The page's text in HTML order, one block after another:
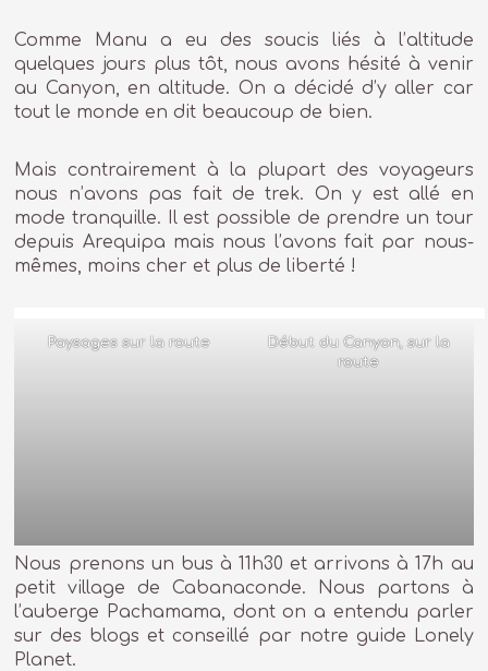
Comme Manu a eu des soucis liés à l’altitude
quelques jours plus tôt, nous avons hésité à venir
au Canyon, en altitude. On a décidé d’y aller car
tout le monde en dit beaucoup de bien.
Mais contrairement à la plupart des voyageurs
nous n’avons pas fait de trek. On y est allé en
mode tranquille. Il est possible de prendre un tour
depuis Arequipa mais nous l’avons fait par nous-
mêmes, moins cher et plus de liberté !
Paysages sur la route
Début du Canyon, sur la
route
Nous prenons un bus à 11h30 et arrivons à 17h au
petit village de Cabanaconde. Nous partons à
l’auberge Pachamama, dont on a entendu parler
sur des blogs et conseillé par notre guide Lonely
Planet.